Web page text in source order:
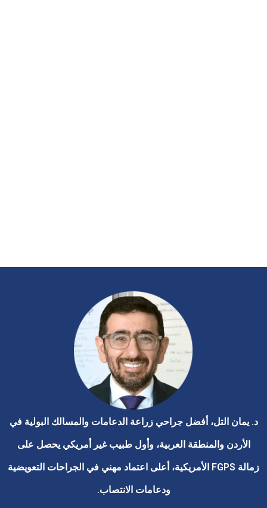
د. يمان التل، أفضل جراحي زراعة الدعامات والمسالك البولية في
الأردن والمنطقة العربية، وأول طبيب غير أمريكي يحصل على
زمالة FGPS الأمريكية، أعلى اعتماد مهني في الجراحات التعويضية
ودعامات الانتصاب.